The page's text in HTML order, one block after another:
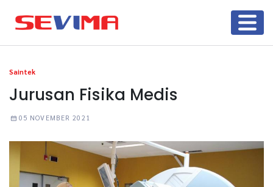
Saintek
Jurusan Fisika Medis
05 NOVEMBER 2021